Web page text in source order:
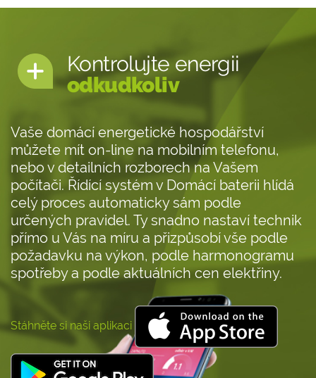
Kontrolujte energii
odkudkoliv
Vaše domácí energetické hospodářství
můžete mít on-line na mobilním telefonu,
nebo v detailních rozborech na Vašem
počítači. Řídící systém v Domácí baterii hlídá
celý proces automaticky sám podle
určených pravidel. Ty snadno nastaví technik
přímo u Vás na míru a přizpůsobí vše podle
požadavku na výkon, podle harmonogramu
spotřeby a podle aktuálních cen elektřiny.
Stáhněte si naši aplikaci